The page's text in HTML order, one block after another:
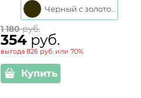
1 180 руб.
354 руб.
выгода826 руб. или70%
Купить